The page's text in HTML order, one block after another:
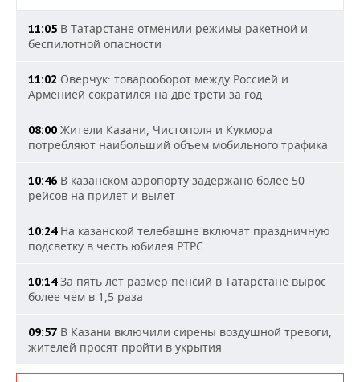
11:05 В Татарстане отменили режимы ракетной и
беспилотной опасности
11:02 Оверчук: товарооборот между Россией и
Арменией сократился на две трети за год
08:00 Жители Казани, Чистополя и Кукмора
потребляют наибольший объем мобильного трафика
10:46 В казанском аэропорту задержано более 50
рейсов на прилет и вылет
10:24На казанской телебашне включат праздничную
подсветку в честь юбилея РТРС
10:14За пять лет размер пенсий в Татарстане вырос
более чем в 1,5 раза
09:57 В Казани включили сирены воздушной тревоги,
жителей просят пройти в укрытия